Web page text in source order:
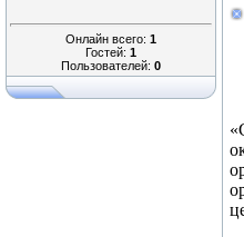
Онлайн всего: 1
Гостей: 1
Пользователей: 0